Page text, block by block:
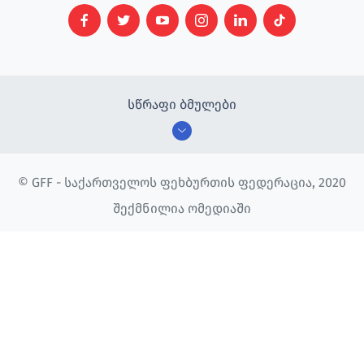
სწრაფი ბმულები
© GFF - საქართველოს ფეხბურთის ფედერაცია, 2020
შექმნილია ომედიაში